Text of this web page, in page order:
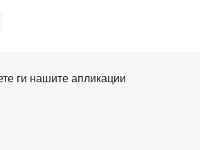
ги нашите апликации